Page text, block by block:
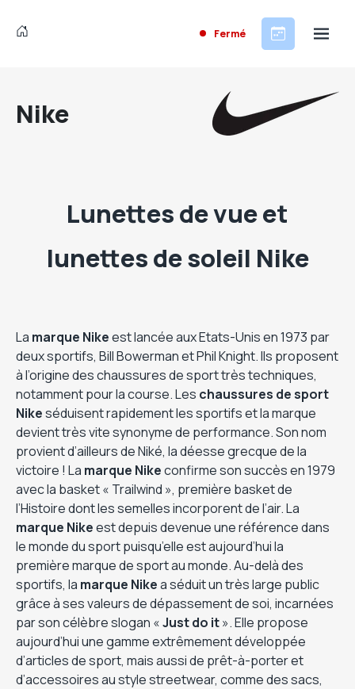
Fermé
Nike
Lunettes de vue et
lunettes de soleil Nike
La marque Nikeest lancée aux Etats-Unis en 1973 par
deux sportifs, Bill Bowerman et Phil Knight. Ils proposent
à l’origine des chaussures de sport très techniques,
notamment pour la course. Les chaussures de sport
Nikeséduisent rapidement les sportifs et la marque
devient très vite synonyme de performance. Son nom
provient d’ailleurs de Niké, la déesse grecque de la
victoire ! La marque Nikeconfirme son succès en 1979
avec la basket « Trailwind », première basket de
l’Histoire dont les semelles incorporent de l’air. La
marque Nikeest depuis devenue une référence dans
le monde du sport puisqu’elle est aujourd’hui la
première marque de sport au monde. Au-delà des
sportifs, la marque Nikea séduit un très large public
grâce à ses valeurs de dépassement de soi, incarnées
par son célèbre slogan «Just do it». Elle propose
aujourd’hui une gamme extrêmement développée
d’articles de sport, mais aussi de prêt-à-porter et
d’accessoires au style streetwear, comme des sacs,